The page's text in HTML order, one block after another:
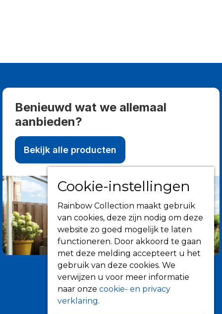
Benieuwd wat we allemaal
aanbieden?
Bekijk alle producten
Cookie-instellingen
Rainbow Collection maakt gebruik
van cookies, deze zijn nodig om deze
website zo goed mogelijk te laten
functioneren. Door akkoord te gaan
met deze melding accepteert u het
gebruik van deze cookies. We
verwijzen u voor meer informatie
naar onze cookie- en privacy
verklaring.